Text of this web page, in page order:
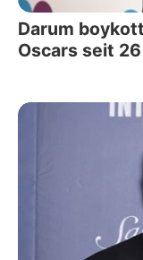
Darum
Oscars seit